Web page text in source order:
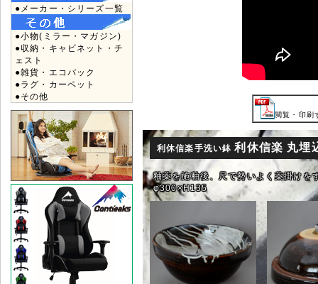
●メーカー・シリーズ一覧
●小物(ミラー・マガジン)
●収納・キャビネット・チ
ェスト
●雑貨・エコバック
●ラグ・カーペット
●その他
閲覧・印
利休信楽手洗い鉢利休信楽 丸埋
釉薬を施釉後、尺で勢いよく薬掛けを
φ300×H135